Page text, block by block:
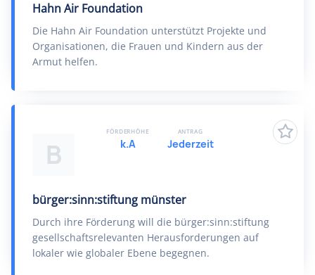
Hahn Air Foundation
Die Hahn Air Foundation unterstützt Projekte und
Organisationen, die Frauen und Kindern aus der
Armut helfen.
B
bürger:sinn:stiftung münster
Durch ihre Förderung will die bürger:sinn:stiftung
gesellschaftsrelevanten Herausforderungen auf
lokaler wie globaler Ebene begegnen.
FÖRDERHÖHE
k.A
ANTRAG
Jederzeit